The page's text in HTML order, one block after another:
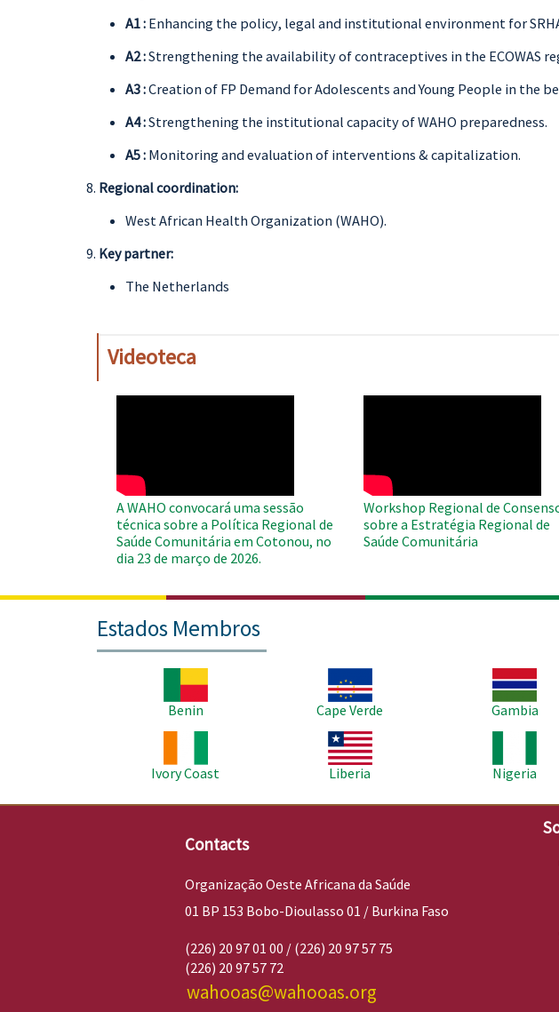
A1 : Enhancing the policy, legal and institutional environment for
A2 :Strengthening the availability of contraceptives in the ECOWAS
A3 :Creation of FP Demand for Adolescents and Young People in the
A4 :Strengthening the institutional capacity of WAHO preparedness.
A5 : Monitoring and evaluation of interventions & capitalization.
Regional coordination:
West African Health Organization (WAHO).
Key partner:
The Netherlands
Videoteca
A WAHO convocará uma sessão
técnica sobre a Política Regional de
Saúde Comunitária em Cotonou, no
dia 23 de março de 2026.
Workshop Regional de
sobre a Estratégia Regional de
Saúde Comunitária
Estados Membros
Benin
Cape Verde
Imagem
Gambia
Ivory Coast
Imagem
Liberia
Nigeria
Contacts
Organização Oeste Africana da Saúde
01 BP 153 Bobo-Dioulasso 01 / Burkina Faso
(226) 20 97 01 00 / (226) 20 97 57 75
(226) 20 97 57 72
wahooas@wahooas.org